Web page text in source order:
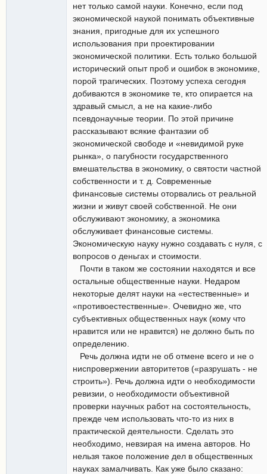
нет только самой науки. Конечно, если под
экономической наукой понимать объективные
знания, пригодные для их успешного
использования при проектировании
экономической политики. Есть только большой
исторический опыт проб и ошибок в экономике,
порой трагических. Поэтому успеха сегодня
добиваются в экономике те, кто опирается на
здравый смысл, а не на какие-либо
псевдонаучные теории. По этой причине
рассказывают всякие фантазии об
экономической свободе и «невидимой руке
рынка», о пагубности государственного
вмешательства в экономику, о святости частной
собственности и т. д. Современные
финансовые системы оторвались от реальной
жизни и живут своей собственной. Не они
обслуживают экономику, а экономика
обслуживает финансовые системы.
Экономическую науку нужно создавать с нуля, с
вопросов о деньгах и стоимости.
Почти в таком же состоянии находятся и все
остальные общественные науки. Недаром
некоторые делят науки на «естественные» и
«противоестественные». Очевидно же, что
субъективных общественных наук (кому что
нравится или не нравится) не должно быть по
определению.
Речь должна идти не об отмене всего и не о
ниспровержении авторитетов («разрушать - не
строить»). Речь должна идти о необходимости
ревизии, о необходимости объективной
проверки научных работ на состоятельность,
прежде чем использовать что-то из них в
практической деятельности. Сделать это
необходимо, невзирая на имена авторов. Но
нельзя такое положение дел в общественных
науках замалчивать. Как уже было сказано: